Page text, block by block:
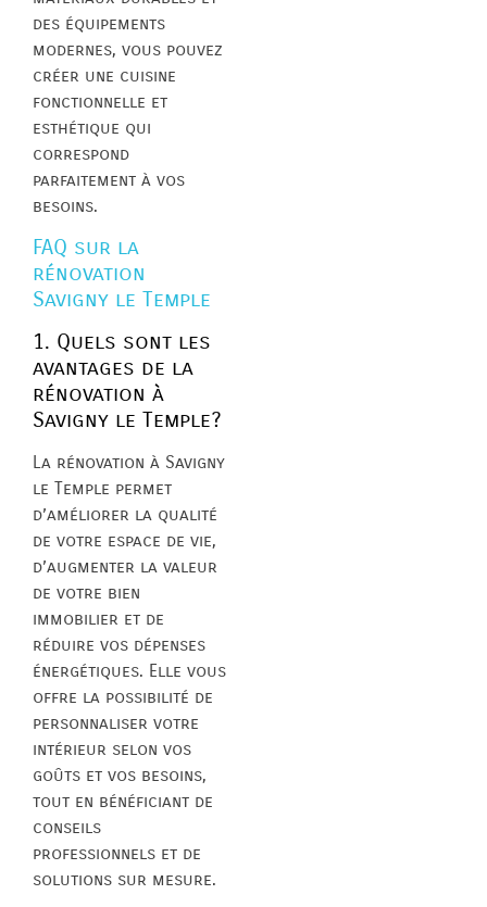
des équipements
modernes, vous pouvez
créer une cuisine
fonctionnelle et
esthétique qui
correspond
parfaitement à vos
besoins.
FAQ sur la
rénovation
Savigny le Temple
1. Quels sont les
avantages de la
rénovation à
Savigny le Temple?
La rénovation à Savigny
le Temple permet
d’améliorer la qualité
de votre espace de vie,
d’augmenter la valeur
de votre bien
immobilier et de
réduire vos dépenses
énergétiques. Elle vous
offre la possibilité de
personnaliser votre
intérieur selon vos
goûts et vos besoins,
tout en bénéficiant de
conseils
professionnels et de
solutions sur mesure.